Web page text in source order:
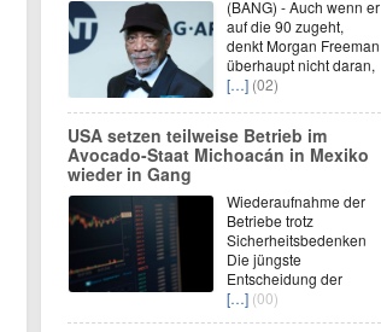
(BANG) - Auch wenn er
auf die 90 zugeht,
denkt Morgan Freeman
überhaupt nicht daran,
[…] (02)
USA setzen teilweise Betrieb im
Avocado-Staat Michoacán in Mexiko
wieder in Gang
Wiederaufnahme der
Betriebe trotz
Sicherheitsbedenken
Die jüngste
Entscheidung der
[…] (00)